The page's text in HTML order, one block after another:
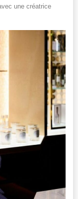
une créatrice